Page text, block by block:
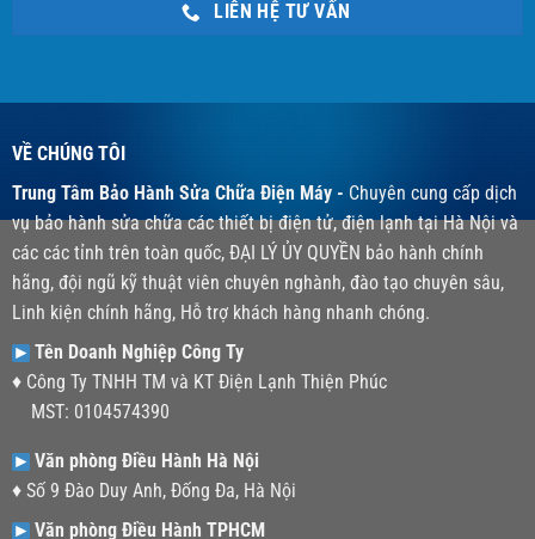
LIÊN HỆ TƯ VẤN
VỀ CHÚNG TÔI
Trung Tâm Bảo Hành Sửa Chữa Điện Máy - Chuyên cung cấp dịch
vụ bảo hành sửa chữa các thiết bị điện tử, điện lạnh tại Hà Nội và
các các tỉnh trên toàn quốc, ĐẠI LÝ ỦY QUYỀN bảo hành chính
hãng, đội ngũ kỹ thuật viên chuyên nghành, đào tạo chuyên sâu,
Linh kiện chính hãng, Hỗ trợ khách hàng nhanh chóng.
Tên Doanh Nghiệp Công Ty
♦ Công Ty TNHH TM và KT Điện Lạnh Thiện Phúc
MST: 0104574390
Văn phòng Điều Hành Hà Nội
♦ Số 9 Đào Duy Anh, Đống Đa, Hà Nội
Văn phòng Điều Hành TPHCM